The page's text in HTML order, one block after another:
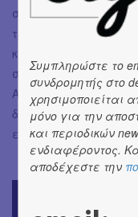
στις καταβολές
τραγούδια
κύριος στιχουργός
συναντηθεί μαζί
Ακούγεται περίεργο,
δείχνει και το πόσο
επίπεδο
Συμπληρώστε το
συνδρομητής στο
χρησιμοποιείται
μόνο για την
και περιοδικών
ενδιαφέροντος.
αποδέχεστε την